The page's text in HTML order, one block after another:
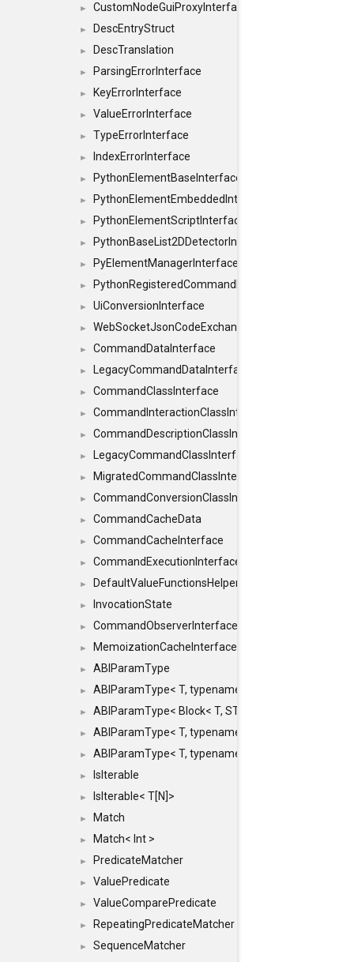
► CustomNodeGuiProxyInterface
► DescEntryStruct
► DescTranslation
► ParsingErrorInterface
► KeyErrorInterface
► ValueErrorInterface
► TypeErrorInterface
► IndexErrorInterface
► PythonElementBaseInterface
► PythonElementEmbeddedInterface
► PythonElementScriptInterface
► PythonBaseList2DDetectorInterface
► PyElementManagerInterface
► PythonRegisteredCommandIdsInterface
► UiConversionInterface
► WebSocketJsonCodeExchangerInterface
► CommandDataInterface
► LegacyCommandDataInterface
► CommandClassInterface
► CommandInteractionClassInterface
► CommandDescriptionClassInterface
► LegacyCommandClassInterface
► MigratedCommandClassInterface
► CommandConversionClassInterface
► CommandCacheData
► CommandCacheInterface
► CommandExecutionInterface
► DefaultValueFunctionsHelper< const Result<
► InvocationState
► CommandObserverInterface
► MemoizationCacheInterface
► ABIParamType
► ABIParamType< T, typename std::enable_if<
► ABIParamType< Block< T, STRIDED, MOVE > >
► ABIParamType< T, typename std::enable_if<
► ABIParamType< T, typename std::enable_if<
► IsIterable
► IsIterable< T[N]>
► Match
► Match< Int >
► PredicateMatcher
► ValuePredicate
► ValueComparePredicate
► RepeatingPredicateMatcher
►
SequenceMatcher